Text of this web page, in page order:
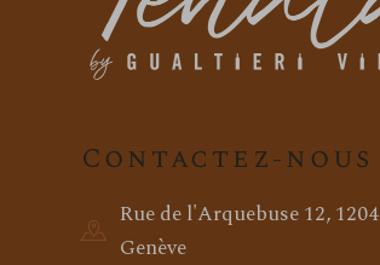
Contactez-nous
Rue de l'Arquebuse 12, 1204
Genève